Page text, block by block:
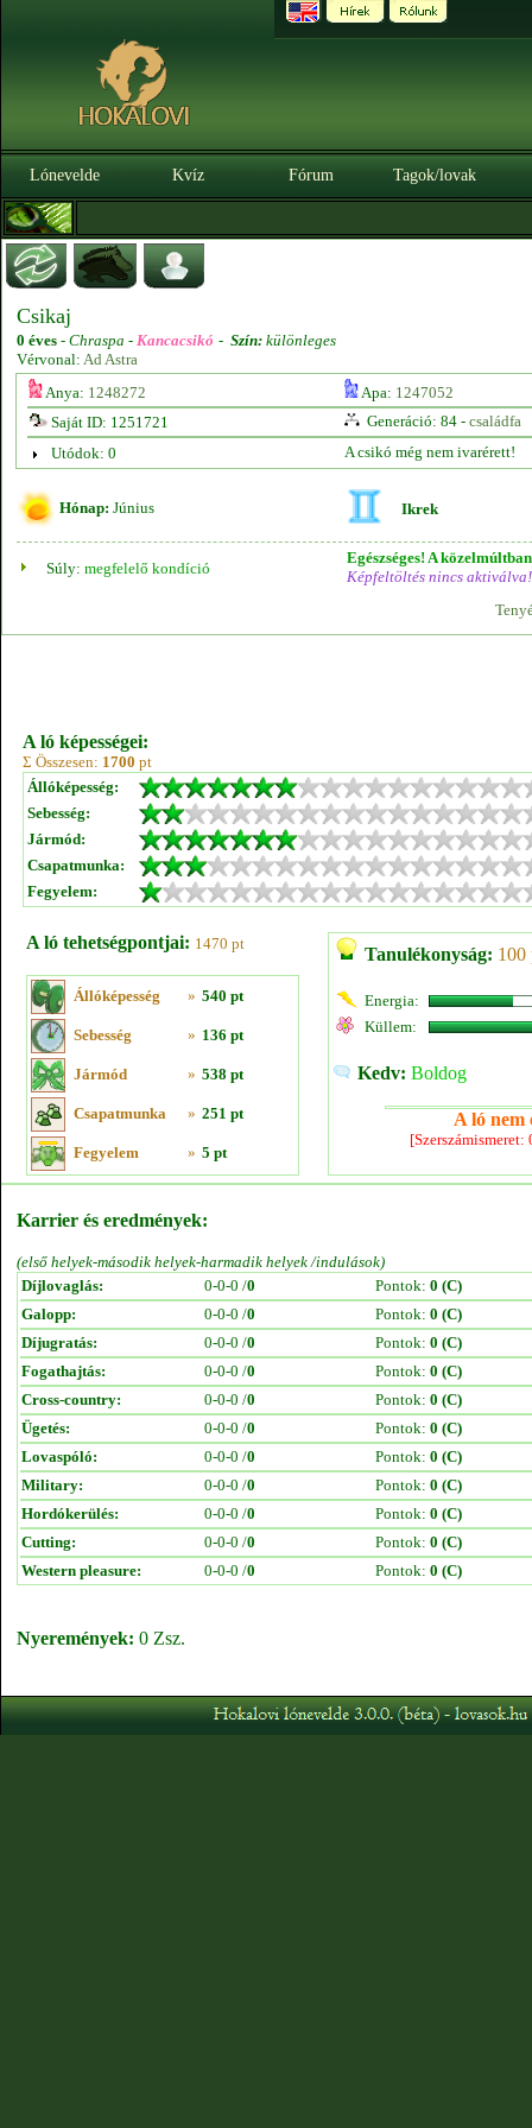
Lónevelde Kvíz Fórum Tagok/lovak
Csikaj
0 éves - Chraspa - Kancacsikó - Szín: különleges
Vérvonal: Ad Astra
Anya: 1248272 Apa: 1247052
Saját ID: 1251721
Generáció: 84 - családfa
Utódok: 0
A csikó még nem ivarérett!
Hónap: Június Ikrek
Súly: megfelelő kondíció
Egészséges! A
Képfeltöltés nincs aktiválva!
A ló képességei:
Σ Összesen: 1700 pt
Állóképesség:
Sebesség:
Jármód:
Csapatmunka:
Fegyelem:
A ló tehetségpontjai: 1470 pt
Állóképesség » 540 pt
Sebesség » 136 pt
Jármód » 538 pt
Csapatmunka » 251 pt
Fegyelem » 5 pt
Tanulékonyság: 100
Energia:
Küllem:
Kedv: Boldog
A ló nem
Karrier és eredmények:
(első helyek-második helyek-harmadik helyek /indulások)
Díjlovaglás:
0-0-0 /0 Pontok: 0 (C)
Galopp:
0-0-0 /0 Pontok: 0 (C)
Díjugratás:
0-0-0 /0 Pontok: 0 (C)
Fogathajtás:
0-0-0 /0 Pontok: 0 (C)
Cross-country:
0-0-0 /0 Pontok: 0 (C)
Ügetés:
0-0-0 /0 Pontok: 0 (C)
Lovaspóló:
0-0-0 /0 Pontok: 0 (C)
Military:
0-0-0 /0 Pontok: 0 (C)
Hordókerülés:
0-0-0 /0 Pontok: 0 (C)
Cutting:
0-0-0 /0 Pontok: 0 (C)
Western pleasure:
0-0-0 /0 Pontok: 0 (C)
Nyeremények: 0 Zsz.